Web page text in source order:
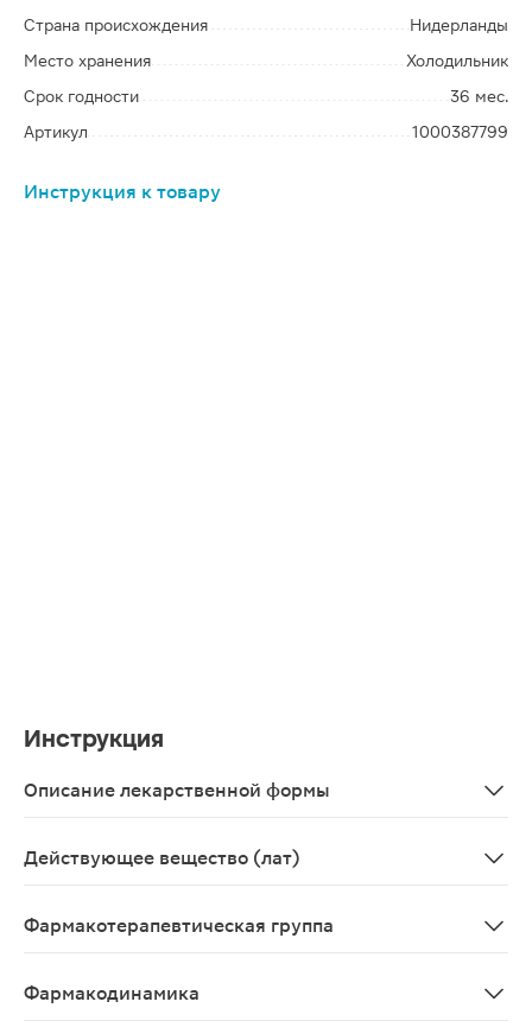
Страна происхождения
Нидерланды
Место хранения
Холодильник
Срок годности
36 мес.
Артикул
1000387799
Инструкция к товару
Инструкция
Описание лекарственной формы
Действующее вещество (лат)
Фармакотерапевтическая группа
Фармакодинамика